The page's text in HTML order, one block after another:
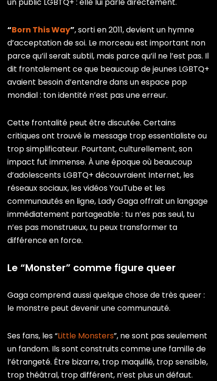
“Born This Way”, sorti en 2011, devient un hymne
d’acceptation de soi. Le morceau est important non
parce qu’il serait subtil, mais parce qu’il ne l’est pas. Il
dit frontalement ce que beaucoup de jeunes LGBTQ+
avaient besoin d’entendre dans un espace pop
mondial : ton identité n’est pas une erreur.
Cette frontalité peut être discutée. Certains
critiques ont trouvé le message trop essentialiste ou
trop simplificateur. Pourtant, culturellement, son
impact fut immense. À une époque où beaucoup
d’adolescents LGBTQ+ découvraient Internet, les
réseaux sociaux, les vidéos YouTube et les
communautés en ligne, Lady Gaga offrait un langage
immédiatement partageable : tu n’es pas seul, tu
n’es pas monstrueux, tu peux transformer ta
différence en force.
Le “Monster” comme figure queer
Gaga comprend aussi quelque chose de très queer :
le monstre peut devenir une communauté.
Ses fans, les “Little Monsters”, ne sont pas seulement
un fandom. Ils sont construits comme une famille de
l’étrangeté. Être bizarre, trop maquillé, trop sensible,
trop théâtral, trop différent, n’est plus un défaut.